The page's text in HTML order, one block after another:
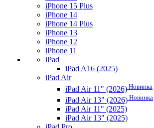
iPhone 15 Plus
iPhone 14
iPhone 14 Plus
iPhone 13
iPhone 12
iPhone 11
iPad
iPad A16 (2025)
iPad Air
iPad Air 11" (2026) Новинка
iPad Air 13" (2026) Новинка
iPad Air 11" (2025)
iPad Air 13" (2025)